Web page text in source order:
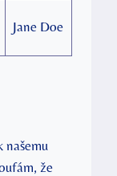
Jane Doe
našemu
že